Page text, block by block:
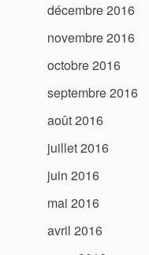
décembre 2016
novembre 2016
octobre 2016
septembre 2016
août 2016
juillet 2016
juin 2016
mai 2016
avril 2016